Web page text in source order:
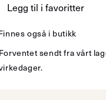
natur
pendel
sort/natur
Legg til i favoritter
også i butikk
sendt fra vårt